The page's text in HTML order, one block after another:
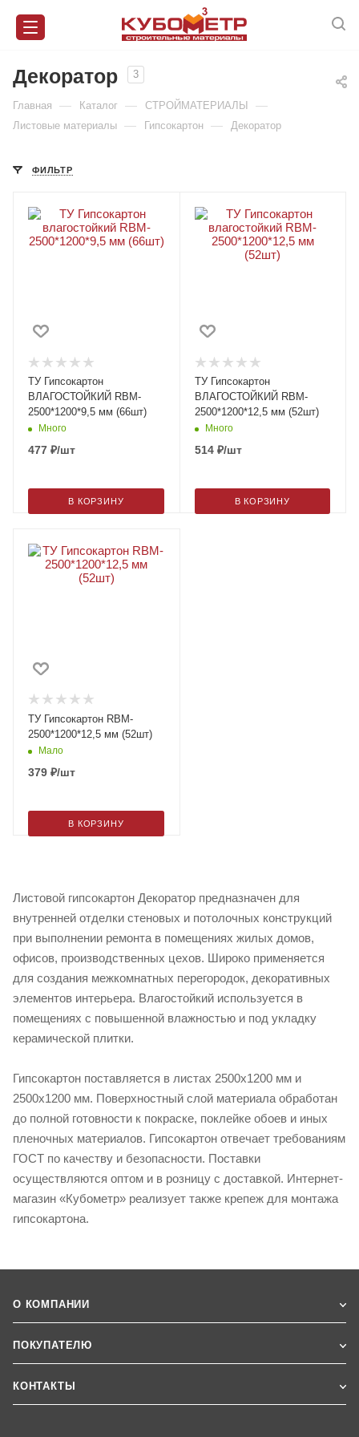
Декоратор 3
Главная — Каталог — СТРОЙМАТЕРИАЛЫ —
Листовые материалы — Гипсокартон — Декоратор
ФИЛЬТР
ТУ Гипсокартон
ВЛАГОСТОЙКИЙ RBM-
2500*1200*9,5 мм (66шт)
Много
477 ₽/шт
В КОРЗИНУ
ТУ Гипсокартон
ВЛАГОСТОЙКИЙ RBM-
2500*1200*12,5 мм (52шт)
Много
514₽/шт
В КОРЗИНУ
ТУ Гипсокартон RBM-
2500*1200*12,5 мм (52шт)
Мало
379 ₽/шт
В КОРЗИНУ
Листовой гипсокартон Декоратор предназначен для
внутренней отделки стеновых и потолочных конструкций
при выполнении ремонта в помещениях жилых домов,
офисов, производственных цехов. Широко применяется
для создания межкомнатных перегородок, декоративных
элементов интерьера. Влагостойкий используется в
помещениях с повышенной влажностью и под укладку
керамической плитки.
Гипсокартон поставляется в листах 2500х1200 мм и
2500х1200 мм. Поверхностный слой материала обработан
до полной готовности к покраске, поклейке обоев и иных
пленочных материалов. Гипсокартон отвечает требованиям
ГОСТ по качеству и безопасности. Поставки
осуществляются оптом и в розницу с доставкой. Интернет-
магазин «Кубометр» реализует также крепеж для монтажа
гипсокартона.
О КОМПАНИИ
ПОКУПАТЕЛЮ
КОНТАКТЫ